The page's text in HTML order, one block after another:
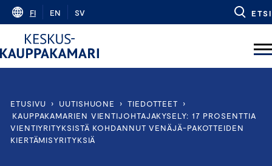
Skip
content
FI EN SV ETSI
ETUSIVU › UUTISHUONE › TIEDOTTEET
›
KAUPPAKAMARIEN VIENTIJOHTAJAKYSELY: 17 PROSENTTIA
VIENTIYRITYKSISTÄ KOHDANNUT VENÄJÄ-PAKOTTEIDEN
KIERTÄMISYRITYKSIÄ